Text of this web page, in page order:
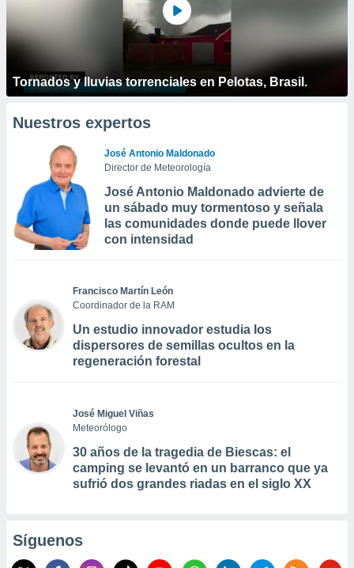
Tornados y lluvias torrenciales en Pelotas, Brasil.
Nuestros expertos
José Antonio Maldonado
Director de Meteorología
José Antonio Maldonado advierte de
un sábado muy tormentoso y señala
las comunidades donde puede llover
con intensidad
Francisco Martín León
Coordinador de la RAM
Un estudio innovador estudia los
dispersores de semillas ocultos en la
regeneración forestal
José Miguel Viñas
Meteorólogo
30 años de la tragedia de Biescas: el
camping se levantó en un barranco que ya
sufrió dos grandes riadas en el siglo XX
Síguenos